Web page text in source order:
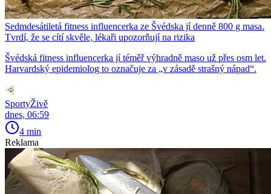
Sedmdesátiletá fitness influencerka ze Švédska jí denně 800 g masa.
Tvrdí, že se cítí skvěle, lékaři upozorňují na rizika
Švédská fitness influencerka jí téměř výhradně maso už přes osm let.
Harvardský epidemiolog to označuje za „v zásadě strašný nápad“.
SportyŽivě
dnes, 06:59
4 min
Reklama